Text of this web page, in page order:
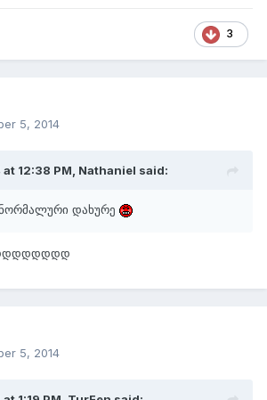
3
5, 2014
12:38 PM, Nathaniel said:
დახურე
5, 2014